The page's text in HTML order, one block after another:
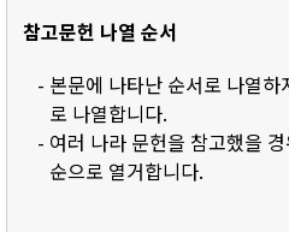
참고문헌 나열 순서
- 본문에 나타난 순서로 나열
로 나열합니다.
- 여러 나라 문헌을 참고했을
순으로 열거합니다.